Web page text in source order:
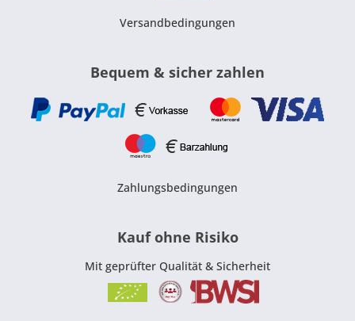
Versandbedingungen
Bequem & sicher zahlen
Zahlungsbedingungen
Kauf ohne Risiko
Mit geprüfter Qualität & Sicherheit